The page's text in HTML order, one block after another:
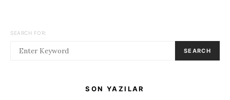
SEARCH FOR:
SEARCH
SON YAZILAR